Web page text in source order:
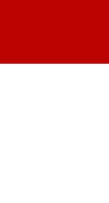
inhoud